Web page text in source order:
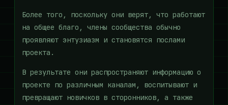
Более того, поскольку они верят, что работают
на общее благо, члены сообщества обычно
проявляют энтузиазм и становятся послами
проекта.
В результате они распространяют информацию о
проекте по различным каналам, воспитывают и
превращают новичков в сторонников, а также